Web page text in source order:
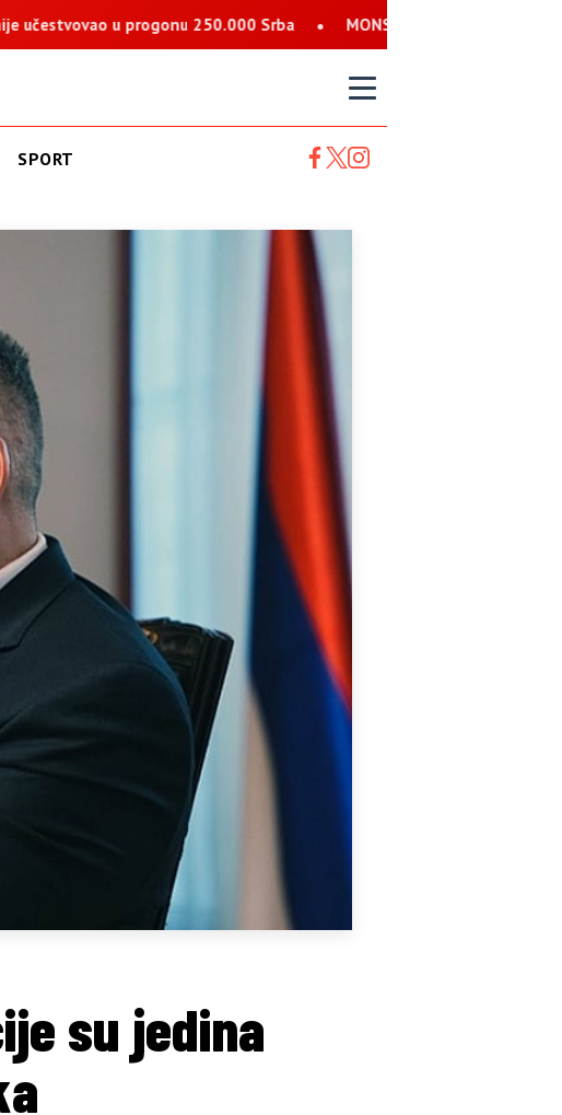
250.000 Srba MONSTRUOZNE PRIJETNJE SRBIMA: Nalog
SPORT
su jedina